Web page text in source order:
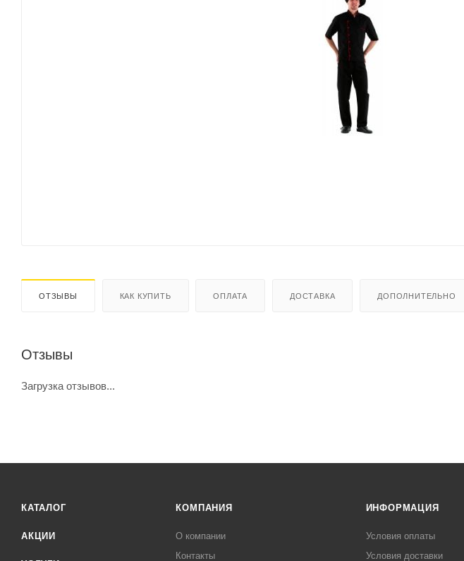
ОТЗЫВЫ КАК КУПИТЬ ОПЛАТА ДОСТАВКА ДОПОЛНИТЕЛЬНО
Отзывы
Загрузка отзывов...
КАТАЛОГ
АКЦИИ
КОМПАНИЯ
О компании
Контакты
ИНФОРМАЦИЯ
Условия оплаты
Условия доставки